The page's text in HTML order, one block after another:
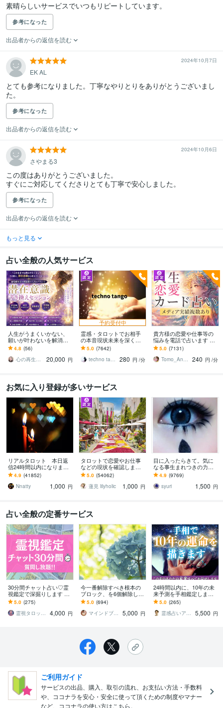
素晴らしいサービスでいつもリピートしています。
参考になった
出品者からの返信を読む
2024年10月7日
EK AL
とても参考になりました。丁寧なやりとりをありがとうございまし
た。
参考になった
出品者からの返信を読む
2024年10月6日
さやまる3
この度はありがとうございました。
参考になった
出品者からの返信を読む
もっと見る
占い全般の人気サービス
人生がうまくいかない、
願いが叶わないを解消し
ます 現実を変えるために
努力したのに、自力では
もう無理と感じている
4.8 (56)
心の再生セラピスト YASUKO
20,000 円
予約受付中
霊感・タロットでお相手
の本音現状未来を深く視
ます 恋愛・仕事・家族・
人間関係の本質を見抜き
スピード解決へ
5.0 (7642)
techno tango
280 円 /分
貴方様の恋愛や仕事等の
悩みを電話で占います タ
ロットカード、オラクル
カード、ルノルマンカー
ドを使用します
5.0 (7131)
Tomo_Angel7
240 円 /分
お気に入り登録が多いサービス
リアルタロット 本日返
信24時間以内になります
❤︎タイトルをご確認くださ
い❤︎
4.9 (41852)
Nnatty
1,000 円
タロットで恋愛やお仕事
などの現状を確認します
アドバイスもしっかりお
届けしますので安心して
ください♡
5.0 (54062)
蓮見 lilyholic
1,000 円
目に入ったらきて。気に
なる事生まれつきの力で
視ます 視ましょう恋愛や
仕事などこの先など
4.9 (9769)
syuri
1,500 円
占い全般の定番サービス
30分間チャット占い♡霊
視鑑定で深掘りします 霊
視で未来を導きます。こ
れからの真実、知りたく
ありませんか？
5.0 (275)
霊視タロット占い師＊lumina
4,000 円
今一番解除すべき根本の
ブロック、を6個解除しま
す とにかくモヤモヤす
る、運が悪いと思ってい
る方へ
5.0 (694)
マインドブロックバスター颯（soul）
5,000 円
24時間以内に、10年の未
来予測を手相鑑定します 2
4h納品! 10000文字程度で
運命の波を読み解きます
5.0 (265)
霊感占いアリアナ鑑定士
5,500 円
ご利用ガイド
サービスの出品、購入、取引の流れ、お支払い方法・手数料
や、ココナラを安心・安全に使って頂くための制度やマナー
など、ココナラの使い方はこちら。